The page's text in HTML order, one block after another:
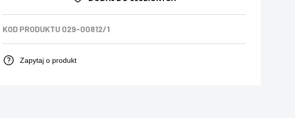
KOD PRODUKTU 029-00812/1
Zapytaj o produkt